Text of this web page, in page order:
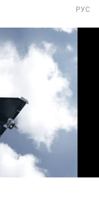
РУС